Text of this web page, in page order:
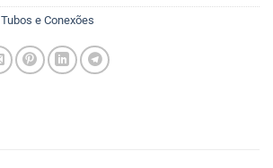
Tubos e Conexões